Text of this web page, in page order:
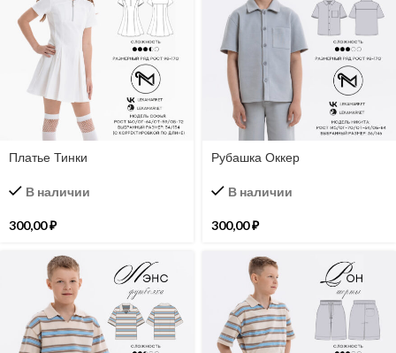
Платье Тинки
В наличии
300,00₽
Рубашка Оккер
В наличии
300,00₽